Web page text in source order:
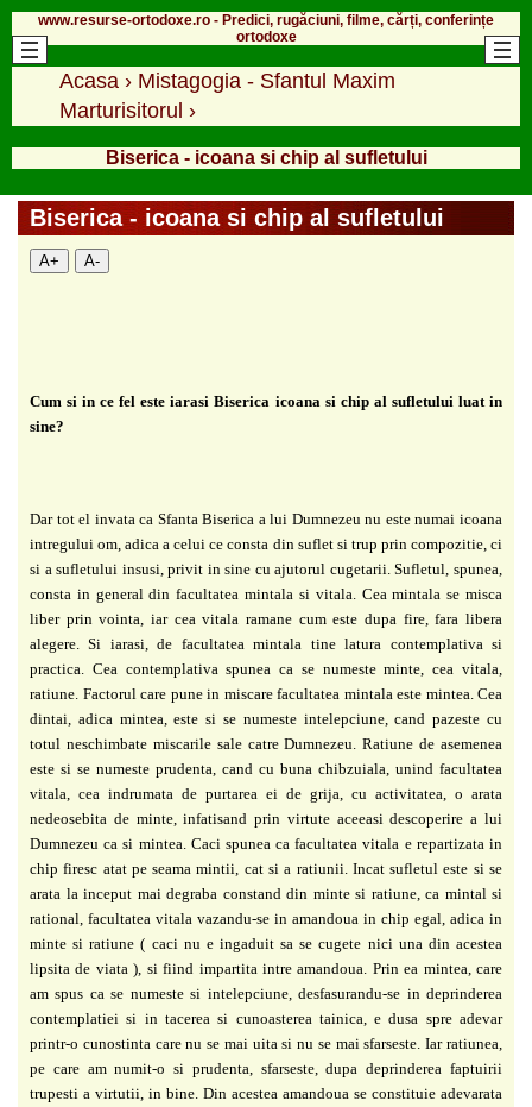
www.resurse-ortodoxe.ro - Predici, rugăciuni, filme, cărți, conferințe
ortodoxe
Acasa › Mistagogia - Sfantul Maxim
Marturisitorul ›
Biserica - icoana si chip al sufletului
Biserica - icoana si chip al sufletului
A+ A-
Cum si in ce fel este iarasi Biserica icoana si chip al sufletului luat in
sine?
Dar tot el invata ca Sfanta Biserica a lui Dumnezeu nu este numai icoana
intregului om, adica a celui ce consta din suflet si trup prin compozitie, ci
si a sufletului insusi, privit in sine cu ajutorul cugetarii. Sufletul, spunea,
consta in general din facultatea mintala si vitala. Cea mintala se misca
liber prin vointa, iar cea vitala ramane cum este dupa fire, fara libera
alegere. Si iarasi, de facultatea mintala tine latura contemplativa si
practica. Cea contemplativa spunea ca se numeste minte, cea vitala,
ratiune. Factorul care pune in miscare facultatea mintala este mintea. Cea
dintai, adica mintea, este si se numeste intelepciune, cand pazeste cu
totul neschimbate miscarile sale catre Dumnezeu. Ratiune de asemenea
este si se numeste prudenta, cand cu buna chibzuiala, unind facultatea
vitala, cea indrumata de purtarea ei de grija, cu activitatea, o arata
nedeosebita de minte, infatisand prin virtute aceeasi descoperire a lui
Dumnezeu ca si mintea. Caci spunea ca facultatea vitala e repartizata in
chip firesc atat pe seama mintii, cat si a ratiunii. Incat sufletul este si se
arata la inceput mai degraba constand din minte si ratiune, ca mintal si
rational, facultatea vitala vazandu-se in amandoua in chip egal, adica in
minte si ratiune ( caci nu e ingaduit sa se cugete nici una din acestea
lipsita de viata ), si fiind impartita intre amandoua. Prin ea mintea, care
am spus ca se numeste si intelepciune, desfasurandu-se in deprinderea
contemplatiei si in tacerea si cunoasterea tainica, e dusa spre adevar
printr-o cunostinta care nu se mai uita si nu se mai sfarseste. Iar ratiunea,
pe care am numit-o si prudenta, sfarseste, dupa deprinderea faptuirii
trupesti a virtutii, in bine. Din acestea amandoua se constituie adevarata